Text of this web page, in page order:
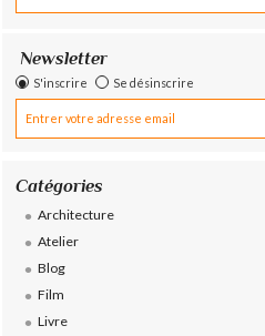
Newsletter
S'inscrire Se désinscrire
Catégories
Architecture
Atelier
Blog
Film
Livre